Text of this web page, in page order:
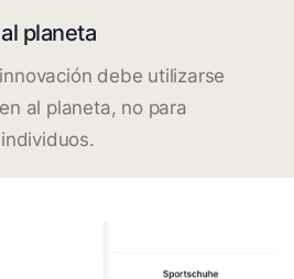
planeta
debe utilizarse
al planeta, no para